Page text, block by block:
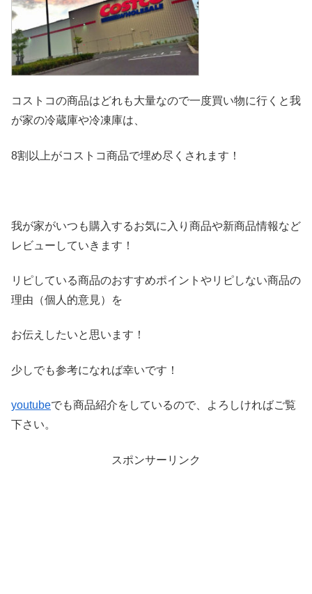
コストコの商品はどれも大量なので一度買い物に行くと我
が家の冷蔵庫や冷凍庫は、
8割以上がコストコ商品で埋め尽くされます！
我が家がいつも購入するお気に入り商品や新商品情報など
レビ ューしていきます！
リピしている商品のおすすめポイントやリピしない商品の
理由（個人的意見）を
お伝えしたいと思います！
少しでも参考になれば幸いです！
youtubeでも商品紹介をしているので、よろしければご覧
下さい。
スポンサーリンク